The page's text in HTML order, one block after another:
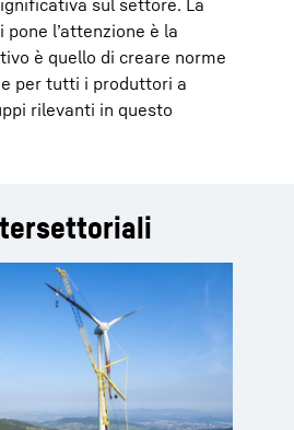
sul settore. La
l’attenzione è la
è quello di creare norme
per tutti i produttori a
rilevanti in questo